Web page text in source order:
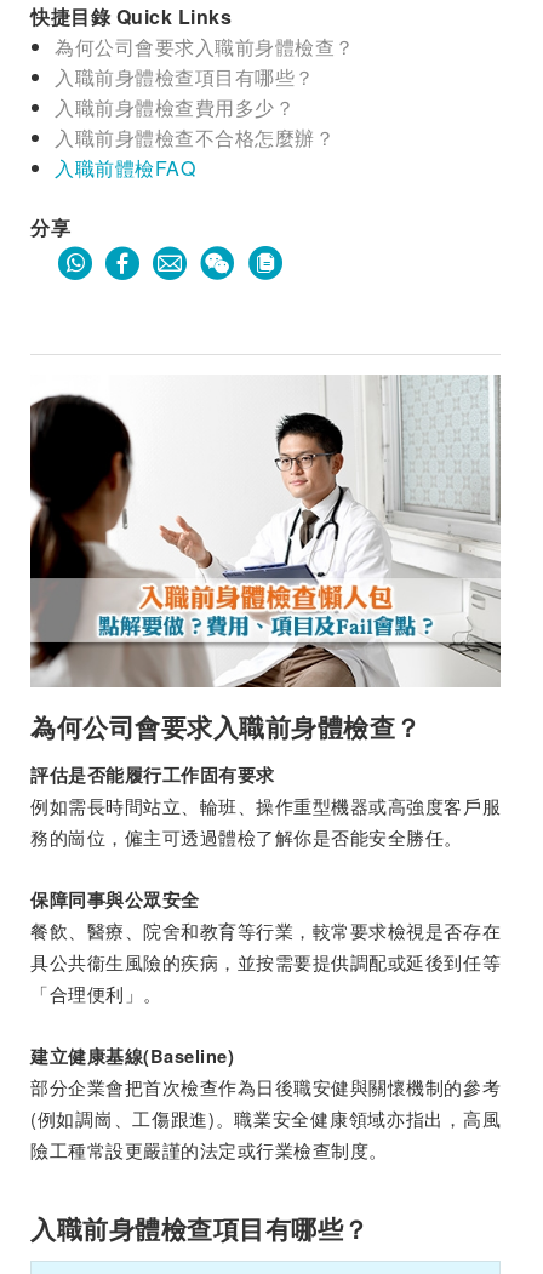
快捷目錄 Quick Links
為何公司會要求入職前身體檢查？
入職前身體檢查項目有哪些？
入職前身體檢查費用多少？
入職前身體檢查不合格怎麼辦？
入職前體檢FAQ
分享
為何公司會要求入職前身體檢查？
評估是否能履行工作固有要求
例如需長時間站立、輪班、操作重型機器或高強度客戶服
務的崗位，僱主可透過體檢了解你是否能安全勝任。
保障同事與公眾安全
餐飲、醫療、院舍和教育等行業，較常要求檢視是否存在
具公共衞生風險的疾病，並按需要提供調配或延後到任等
「合理便利」。
建立健康基線(Baseline)
部分企業會把首次檢查作為日後職安健與關懷機制的參考
(例如調崗、工傷跟進)。職業安全健康領域亦指出，高風
險工種常設更嚴謹的法定或行業檢查制度。
入職前身體檢查項目有哪些？